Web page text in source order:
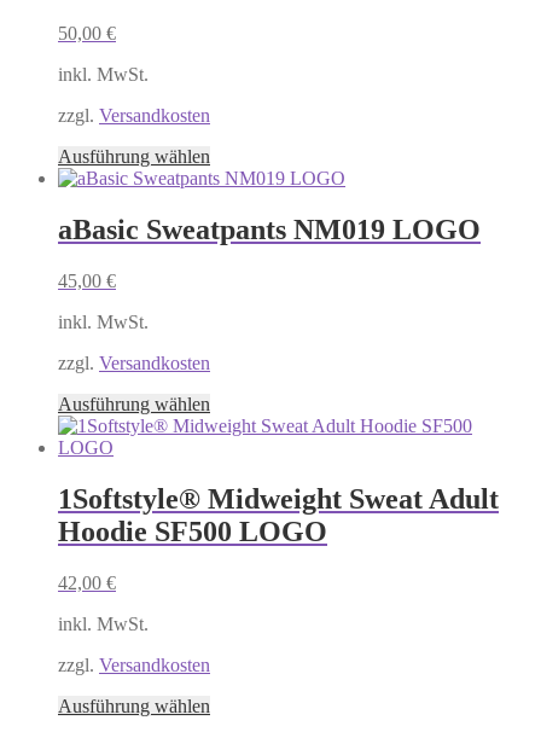
50,00 €
inkl. MwSt.
zzgl. Versandkosten
Ausführung wählen
Produkt
mehrere
Varianten
der
gewählt
werden
aBasic Sweatpants NM019 LOGO
45,00 €
inkl. MwSt.
zzgl. Versandkosten
Ausführung wählen
Produkt
Varianten
auf.
Die
1Softstyle® Midweight Sweat Adult
Hoodie SF500 LOGO
42,00 €
inkl. MwSt.
zzgl. Versandkosten
Ausführung wählen